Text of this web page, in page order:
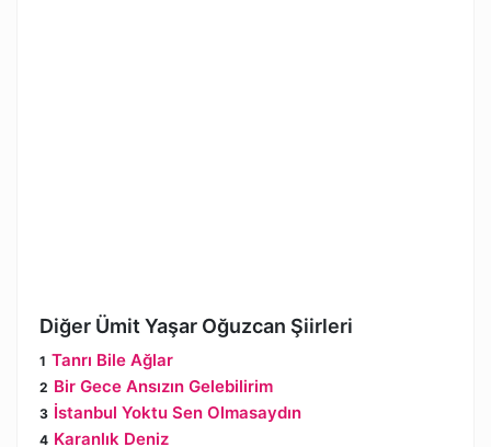
Diğer Ümit Yaşar Oğuzcan Şiirleri
Tanrı Bile Ağlar
Bir Gece Ansızın Gelebilirim
İstanbul Yoktu Sen Olmasaydın
Karanlık Deniz